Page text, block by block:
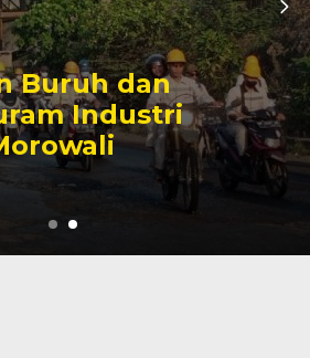
Perizinan
yang Mengiringi
Anwar Hafid